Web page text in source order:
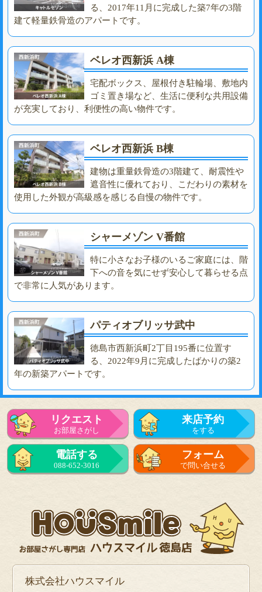
る、2017年11月に完成した築7年の3階
建て軽量鉄骨造のアパートです。
ベレオ西新浜 A棟
宅配ボックス、屋根付き駐輪場、敷地内
ゴミ置き場など、生活に便利な共用設備
が充実しており、利便性の高い物件です。
ベレオ西新浜 B棟
建物は重量鉄骨造の3階建て、耐震性や
遮音性に優れており、こだわりの素材を
使用した外観が高級感を感じる自慢の物件です。
シャーメゾン V番館
特に小さなお子様のいるご家庭には、階
下への音を気にせず安心して暮らせる点
で非常に人気があります。
パティオブリッサ武中
徳島市西新浜町2丁目195番に位置す
る、2022年9月に完成したばかりの築2
年の新築アパートです。
リクエスト
お部屋さがし
来店予約
をする
電話する
088-652-3016
フォーム
で問い合せる
株式会社ハウスマイル